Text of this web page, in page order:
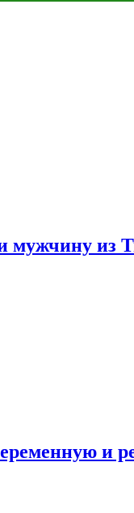
мужчину
и